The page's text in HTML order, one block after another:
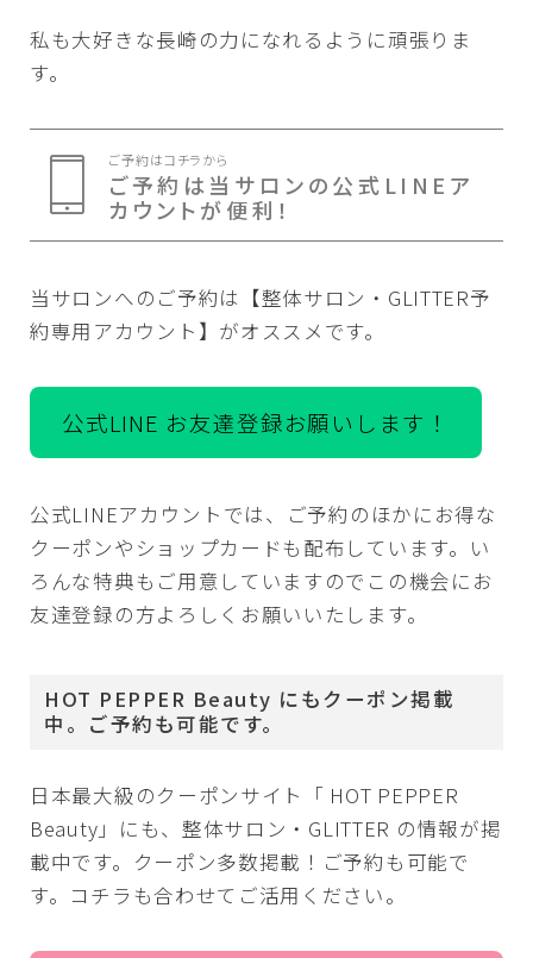
私も大好きな長崎の力になれるように頑張りま
す。
ご予約はコチラから
ご予約は当サロンの公式LINEア
カウントが便利！
当サロンへのご予約は【整体サロン・GLITTER予
約専用アカウント】がオススメです。
公式LINE お友達登録お願いします！
公式LINEアカウントでは、ご予約のほかにお得な
クーポンやショップカードも配布しています。い
ろんな特典もご用意していますのでこの機会にお
友達登録の方よろしくお願いいたします。
HOT PEPPER Beauty にもクーポン掲載
中。ご予約も可能です。
日本最大級のクーポンサイト「 HOT PEPPER
Beauty」にも、整体サロン・GLITTER の情報が掲
載中です。クーポン多数掲載！ご予約も可能で
す。コチラも合わせてご活用ください。